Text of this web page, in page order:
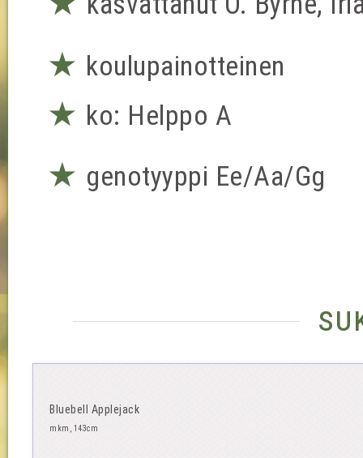
★ koulupainotteinen
★ ko: Helppo A
★ genotyyppi Ee/Aa/Gg
Bluebell Applejack
mkm, 143cm